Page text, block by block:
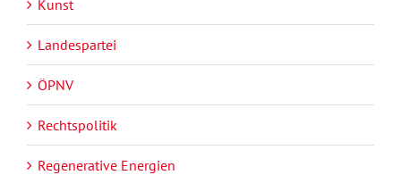
Kunst
Landespartei
ÖPNV
Rechtspolitik
Regenerative Energien